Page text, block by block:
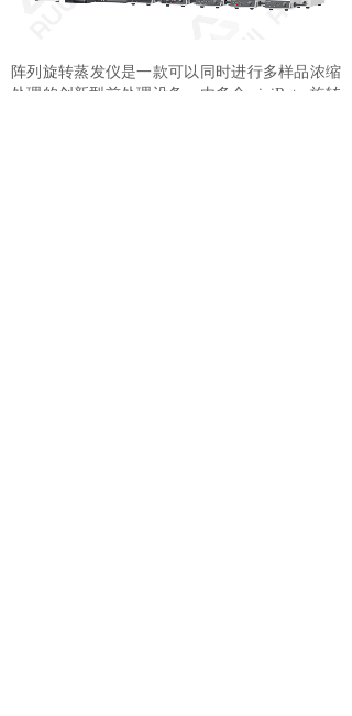
阵列旋转蒸发仪是一款可以同时进行多样品浓缩
处理的创新型前处理设备，由多个
miniRotar 旋转